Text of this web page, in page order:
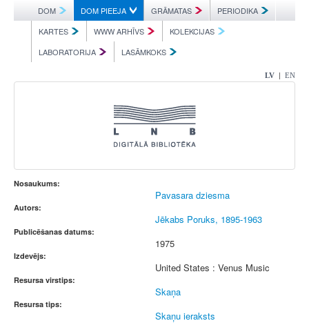
DOM DOM PIEEJA GRĀMATAS
PERIODIKA
KARTES
WWW ARHĪVS
KOLEKCIJAS
LABORATORIJA
LASĀMKOKS
LV | EN
Nosaukums:
Pavasara dziesma
Autors:
Jēkabs Poruks, 1895-1963
Publicēšanas datums:
1975
Izdevējs:
United States : Venus Music
Resursa virstips:
Skaņa
Resursa tips:
Skaņu ieraksts